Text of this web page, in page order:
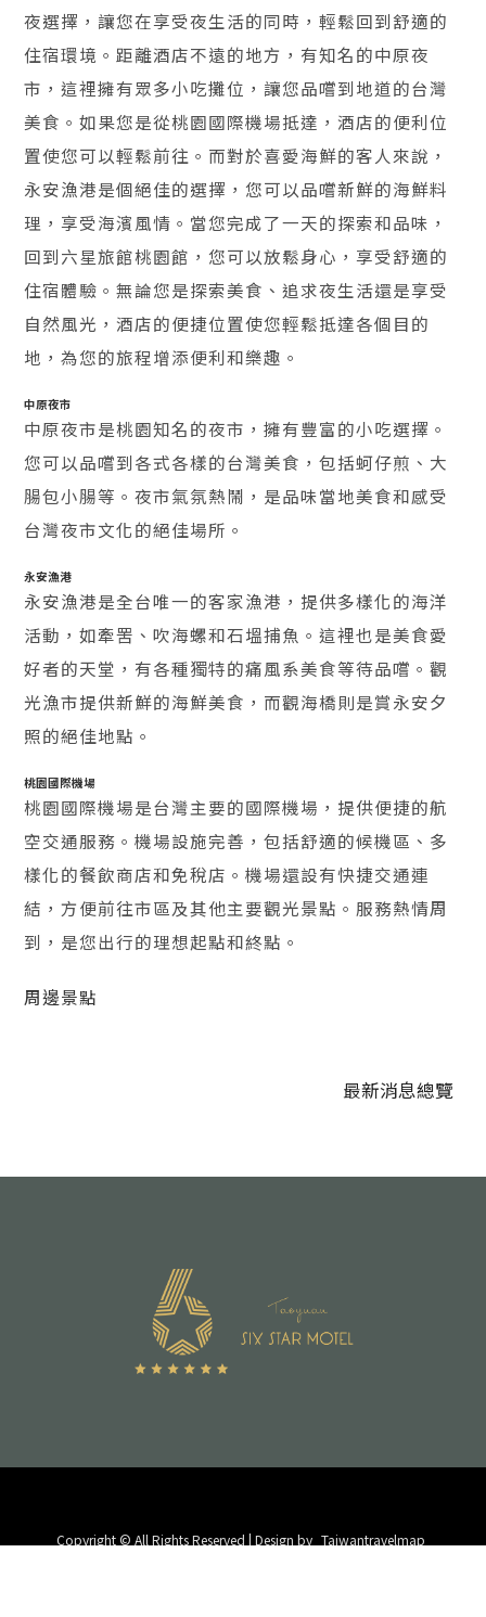
夜選擇，讓您在享受夜生活的同時，輕鬆回到舒適的
住宿環境。距離酒店不遠的地方，有知名的中原夜
市，這裡擁有眾多小吃攤位，讓您品嚐到地道的台灣
美食。如果您是從桃園國際機場抵達，酒店的便利位
置使您可以輕鬆前往。而對於喜愛海鮮的客人來說，
永安漁港是個絕佳的選擇，您可以品嚐新鮮的海鮮料
理，享受海濱風情。當您完成了一天的探索和品味，
回到六星旅館桃園館，您可以放鬆身心，享受舒適的
住宿體驗。無論您是探索美食、追求夜生活還是享受
自然風光，酒店的便捷位置使您輕鬆抵達各個目的
地，為您的旅程增添便利和樂趣。
中原夜市
中原夜市是桃園知名的夜市，擁有豐富的小吃選擇。
您可以品嚐到各式各樣的台灣美食，包括蚵仔煎、大
腸包小腸等。夜市氣氛熱鬧，是品味當地美食和感受
台灣夜市文化的絕佳場所。
永安漁港
永安漁港是全台唯一的客家漁港，提供多樣化的海洋
活動，如牽罟、吹海螺和石塭捕魚。這裡也是美食愛
好者的天堂，有各種獨特的痛風系美食等待品嚐。觀
光漁市提供新鮮的海鮮美食，而觀海橋則是賞永安夕
照的絕佳地點。
桃園國際機場
桃園國際機場是台灣主要的國際機場，提供便捷的航
空交通服務。機場設施完善，包括舒適的候機區、多
樣化的餐飲商店和免稅店。機場還設有快捷交通連
結，方便前往市區及其他主要觀光景點。服務熱情周
到，是您出行的理想起點和終點。
周邊景點
最新消息總覽
Copyright © All Rights Reserved | Design by Taiwantravelmap